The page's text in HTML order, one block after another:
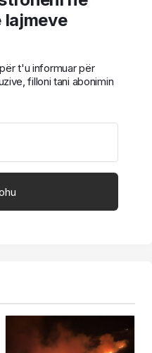
t'u informuar për
filloni tani abonimin